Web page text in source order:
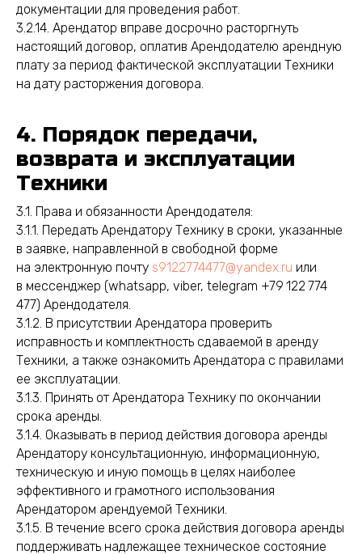
документации для проведения работ.
3.2.14. Арендатор вправе досрочно расторгнуть
настоящий договор, оплатив Арендодателю арендную
плату за период фактической эксплуатации Техники
на дату расторжения договора.
4. Порядок передачи,
возврата и эксплуатации
Техники
3.1. Права и обязанности Арендодателя:
3.1.1. Передать Арендатору Технику в сроки, указанные
в заявке, направленной в свободной форме
на электронную почту s9122774477@yandex.ru или
в меcсенджер (whatsapp, viber, telegram +79 122 774
477) Арендодателя.
3.1.2. В присутствии Арендатора проверить
исправность и комплектность сдаваемой в аренду
Техники, а также ознакомить Арендатора с правилами
ее эксплуатации.
3.1.3. Принять от Арендатора Технику по окончании
срока аренды.
3.1.4. Оказывать в период действия договора аренды
Арендатору консультационную, информационную,
техническую и иную помощь в целях наиболее
эффективного и грамотного использования
Арендатором арендуемой Техники.
3.1.5. В течение всего срока действия договора аренды
поддерживать надлежащее техническое состояние